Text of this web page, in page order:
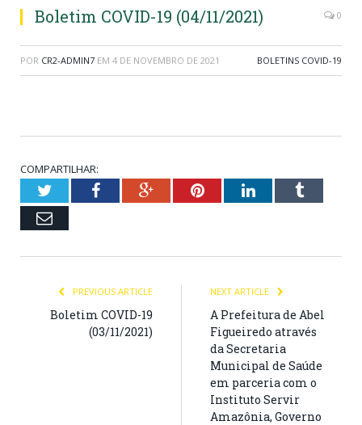
Boletim COVID-19 (04/11/2021) 0
POR CR2-ADMIN7 EM 4 DE NOVEMBRO DE 2021 BOLETINS COVID-19
COMPARTILHAR:
TwitterFacebookGoogle+PinterestLinkedInTumblr
Email
PREVIOUS ARTICLE
Boletim COVID-19
(03/11/2021)
NEXT ARTICLE
A Prefeitura de Abel
Figueiredo através
da Secretaria
Municipal de Saúde
em parceria com o
Instituto Servir
Amazônia, Governo